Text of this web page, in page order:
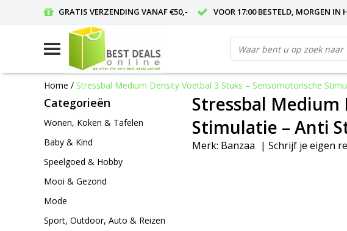
GRATIS VERZENDING VANAF €50,- VOOR 17:00 BESTELD, MORGEN IN
Home / Stressbal Medium Density Voetbal 3 Stuks – Sensomotorische
Categorieën
Wonen, Koken & Tafelen
Baby & Kind
Speelgoed & Hobby
Mooi & Gezond
Mode
Sport, Outdoor, Auto & Reizen
Stressbal Medium
Stimulatie – Anti
Merk: Banzaa | Schrijf je eigen